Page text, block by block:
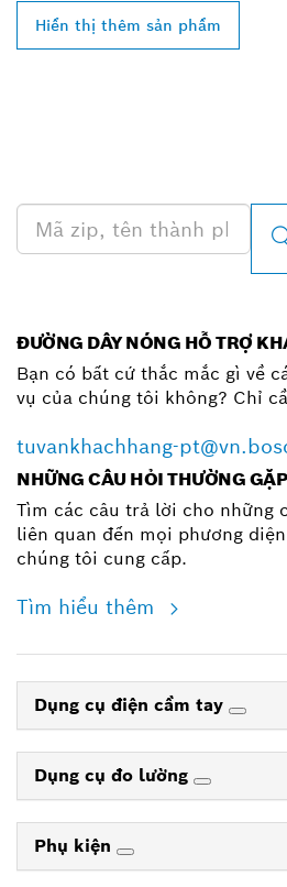
Hiển thị thêm sản phẩm
ĐƯỜNG DÂY NÓNG HỖ TRỢ
Bạn có bất cứ thắc mắc gì về
vụ của chúng tôi không? Chỉ
tuvankhachhang-
NHỮNG CÂU HỎI THƯỜNG GẶP
Tìm các câu trả lời cho những
liên quan đến mọi phương
chúng tôi cung cấp.
Tìm hiểu thêm
Dụng cụ điện cầm tay
Dụng cụ đo lường
Phụ kiện